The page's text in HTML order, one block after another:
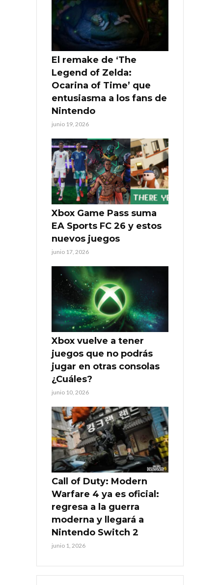
El remake de ‘The
Legend of Zelda:
Ocarina of Time’ que
entusiasma a los fans de
Nintendo
junio 19, 2026
Xbox Game Pass suma
EA Sports FC 26 y estos
nuevos juegos
junio 17, 2026
Xbox vuelve a tener
juegos que no podrás
jugar en otras consolas
¿Cuáles?
junio 10, 2026
Call of Duty: Modern
Warfare 4 ya es oficial:
regresa a la guerra
moderna y llegará a
Nintendo Switch 2
junio 1, 2026